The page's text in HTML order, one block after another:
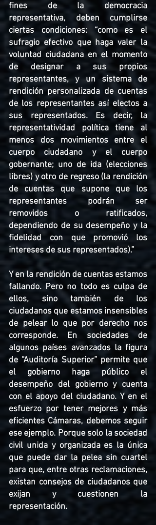
fines de la democracia
representativa, deben cumplirse
ciertas condiciones: “como es el
sufragio efectivo que haga valer la
voluntad ciudadana en el momento
de designar a sus propios
representantes, y un sistema de
rendición personalizada de cuentas
de los representantes así electos a
sus representados. Es decir, la
representatividad política tiene al
menos dos movimientos entre el
cuerpo ciudadano y el cuerpo
gobernante; uno de ida (elecciones
libres) y otro de regreso (la rendición
de cuentas que supone que los
representantes podrán ser
removidos o ratificados,
dependiendo de su desempeño y la
fidelidad con que promovió los
intereses de sus representados).”
Y en la rendición de cuentas estamos
fallando. Pero no todo es culpa de
ellos, sino también de los
ciudadanos que estamos insensibles
de pelear lo que por derecho nos
corresponde. En sociedades de
algunos países avanzados la figura
de “Auditoría Superior” permite que
el gobierno haga público el
desempeño del gobierno y cuenta
con el apoyo del ciudadano. Y en el
esfuerzo por tener mejores y más
eficientes Cámaras, debemos seguir
ese ejemplo. Porque solo la sociedad
civil unida y organizada es la única
que puede dar la pelea sin cuartel
para que, entre otras reclamaciones,
existan consejos de ciudadanos que
exijan y cuestionen la
representación.